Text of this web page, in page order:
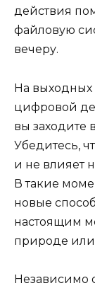
действия
файловую
вечеру.
На
цифровой
вы заходите
Убедитесь,
и не влияет
В такие
новые
настоящим
природе или
Независимо